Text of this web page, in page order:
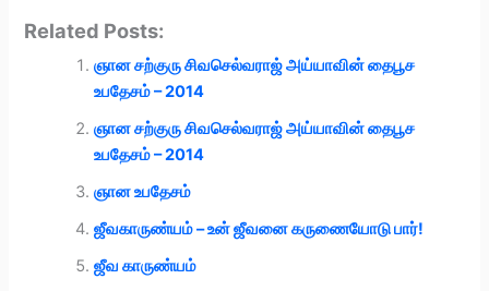
w
i
t o
k
I
Related Posts:
ஞான சற்குரு சிவசெல்வராஜ் அய்யாவின் தைபூச
உபதேசம் – 2014
ஞான சற்குரு சிவசெல்வராஜ் அய்யாவின் தைபூச
உபதேசம் – 2014
ஞான உபதேசம்
ஜீவகாருண்யம் – உன் ஜீவனை கருணையோடு பார்!
ஜீவ காருண்யம்